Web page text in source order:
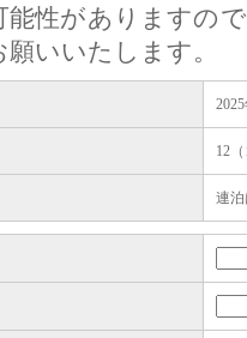
能性がありますの
いいたします。
12
連